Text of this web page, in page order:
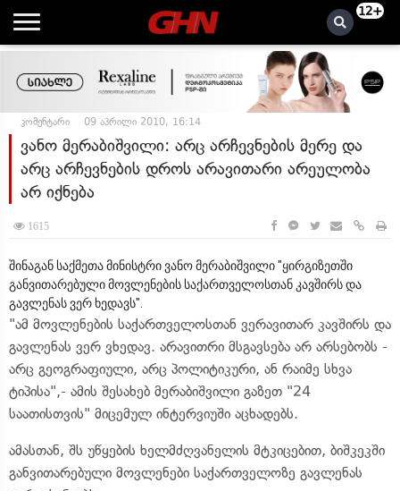
12+
კომენტარი 09 აპრილი 2010, 16:14
ვანო მერაბიშვილი: არც არჩევნების მერე და
არც არჩევნების დროს არავითარი არეულობა
არ იქნება
1615
შინაგან საქმეთა მინისტრი ვანო მერაბიშვილი "ყირგიზეთში
განვითარებული მოვლენების საქართველოსთან კავშირს და
გავლენას ვერ ხედავს".
"ამ მოვლენების საქართველოსთან ვერავითარ კავშირს და
გავლენას ვერ ვხედავ. არავითრი მსგავსება არ არსებობს -
არც გეოგრაფიული, არც პოლიტიკური, ან რაიმე სხვა
ტიპისა",- ამის შესახებ მერაბიშვილი გაზეთ "24
საათისთვის" მიცემულ ინტერვიუში აცხადებს.
ამასთან, შს უწყების ხელმძღვანელის მტკიცებით, ბიშკეკში
განვითარებული მოვლენები საქართველოზე გავლენას